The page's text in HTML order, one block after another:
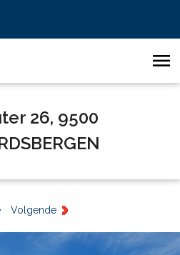
26, 9500
Volgende